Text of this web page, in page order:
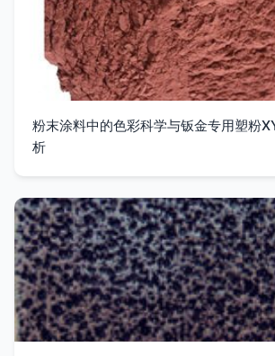
粉末涂料中的色彩科学与钣金专用塑粉
析